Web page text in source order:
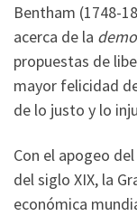
Bentham (1748-
acerca de la
propuestas de
mayor felicidad
de lo justo y lo
Con el apogeo
del siglo XIX, la
económica